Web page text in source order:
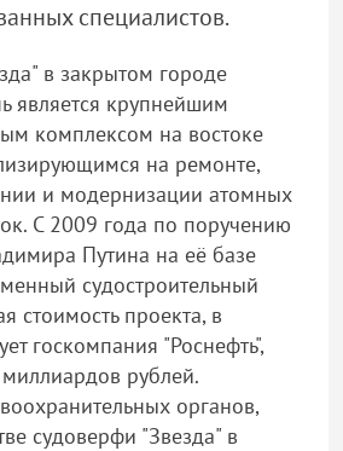
специалистов.
в закрытом городе
является крупнейшим
комплексом на востоке
на ремонте,
и модернизации атомных
С 2009 года по поручению
Путина на её базе
судостроительный
стоимость проекта, в
госкомпания "Роснефть",
рублей.
органов,
судоверфи "Звезда" в